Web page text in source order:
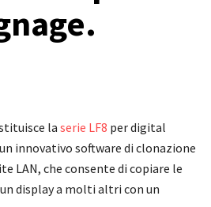
la serie LF8 per digital
innovativo software di clonazione
LAN, che consente di copiare le
display a molti altri con un